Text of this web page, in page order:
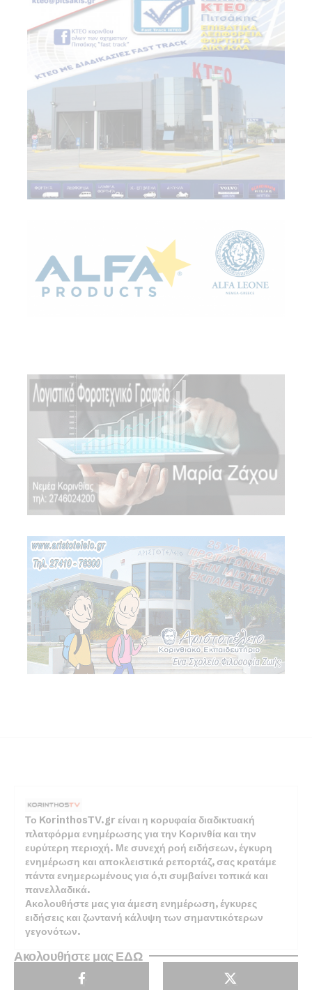
Το KorinthosTV.gr είναι η κορυφαία διαδικτυακή
πλατφόρμα ενημέρωσης για την Κορινθία και την
ευρύτερη περιοχή. Με συνεχή ροή ειδήσεων, έγκυρη
ενημέρωση και αποκλειστικά ρεπορτάζ, σας κρατάμε
πάντα ενημερωμένους για ό,τι συμβαίνει τοπικά και
πανελλαδικά.
Ακολουθήστε μας για άμεση ενημέρωση, έγκυρες
ειδήσεις και ζωντανή κάλυψη των σημαντικότερων
γεγονότων.
Ακολουθήστε μας ΕΔΩ